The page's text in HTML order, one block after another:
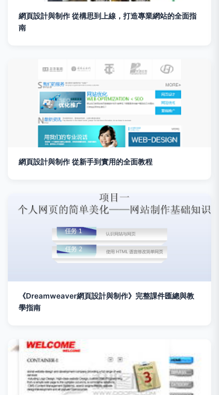
網頁設計與制作 從構思到上線，打造專業網站的全面指
南
網頁設計與制作 從新手到實用的全面教程
《Dreamweaver網頁設計與制作》完整課件匯總與教
學指南